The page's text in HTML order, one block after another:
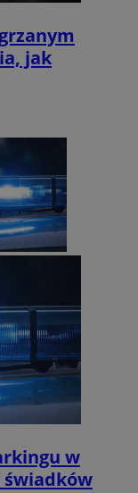
jak
w
świadków